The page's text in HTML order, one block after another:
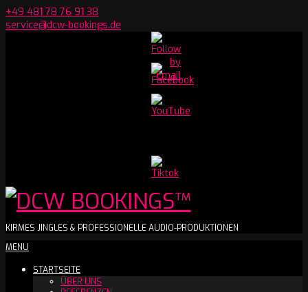
Skip
to
+49 481 78 76 91 38
service@dcw-bookings.de
Youtube
Channel
DCW
BOOKINGS™
KIRMES JINGLES & PROFESSIONELLE AUDIO-PRODUKTIONEN
Secondary
Menu
MENU
STARTSEITE
ÜBER UNS